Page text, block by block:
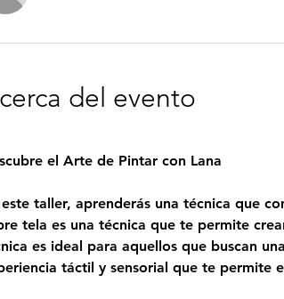
del evento
el Arte de Pintar con Lana
este taller, aprenderás una técnica que
tela es una técnica que te permite
es ideal para aquellos que buscan
táctil y sensorial que te permite